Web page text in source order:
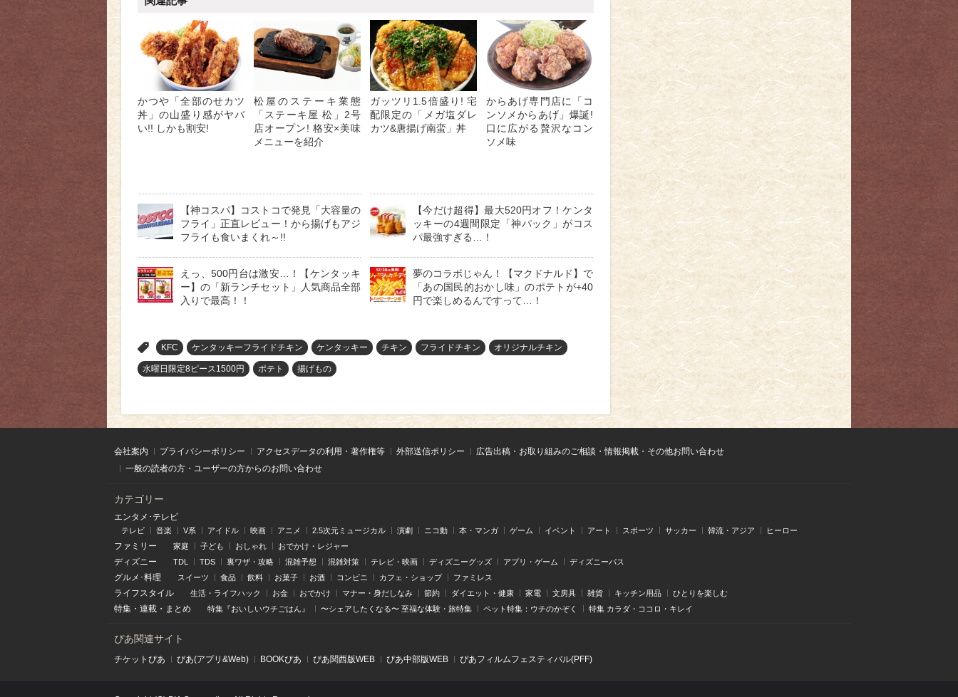
かつや「全部のせカツ
丼」の山盛り感がヤバ
い!! しかも割安!
松屋のステーキ業態
「ステーキ屋 松」2号
店オープン! 格安×美味
メニューを紹介
ガッツリ1.5倍盛り! 宅
配限定の「メガ塩ダレ
カツ&唐揚げ南蛮」丼
からあげ専門店に「コ
ンソメからあげ」爆誕!
口に広がる贅沢なコン
ソメ味
【神コスパ】コストコで発見「大容量の
フライ」正直レビュー！から揚げもアジ
フライも食いまくれ～!!
【今だけ超得】最大520円オフ！ケンタ
ッキーの4週間限定「神パック」がコス
パ最強すぎる…！
えっ、500円台は激安…！【ケンタッキ
ー】の「新ランチセット」人気商品全部
入りで最高！！
夢のコラボじゃん！【マクドナルド】で
「あの国民的おかし味」のポテトが+40
円で楽しめるんですって…！
KFC ケンタッキーフライドチキン ケンタッキー チキン フライドチキン オリジナルチキン
水曜日限定8ピース1500円 ポテト 揚げもの
会社案内 プライバシーポリシー アクセスデータの利用・著作権等 外部送信ポリシー
広告出稿・お取り組みのご相談・情報掲載・その他お問い合わせ
一般の読者の方・ユーザーの方からのお問い合わせ
カテゴリー
エンタメ･テレビ
テレビ 音楽 V系 アイドル 映画 アニメ 2.5次元ミュージカル 演劇 ニコ動 本・マンガ ゲーム イベント アート スポーツ サッカー 韓流・アジア ヒーロー
ファミリー 家庭 子ども おしゃれ おでかけ・レジャー
ディズニー TDL TDS 裏ワザ・攻略 混雑予想 混雑対策 テレビ・映画 ディズニーグッズ アプリ・ゲーム ディズニーパス
グルメ･料理 スイーツ 食品 飲料 お菓子 お酒 コンビニ カフェ・ショップ ファミレス
ライフスタイル 生活・ライフハック お金 おでかけ マナー・身だしなみ 節約 ダイエット・健康 家電 文房具 雑貨 キッチン用品 ひとりを楽しむ
特集 ・ 連載 ・ まとめ 特集『おいしいウチごはん』 〜シェアしたくなる〜 至福な体験・旅特集 ペット特集：ウチのかぞく 特集 カラダ・ココロ・キレイ
ぴあ関連サイト
チケットぴあ ぴあ(アプリ&Web) BOOKぴあ ぴあ関⻄版WEB ぴあ中部版WEB ぴあフィルムフェスティバル(PFF)